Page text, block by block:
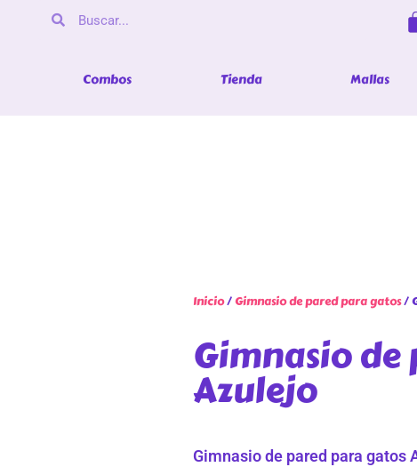
Combos Tienda Mallas
Inicio/Gimnasio de pared para gatos/
Gimnasio
Azulejo
Gimnasio de pared para gatos